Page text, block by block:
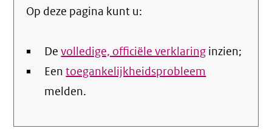
Op deze pagina kunt u:
Devolledige, officiële verklaring inzien;
Eentoegankelijkheidsprobleem
melden.